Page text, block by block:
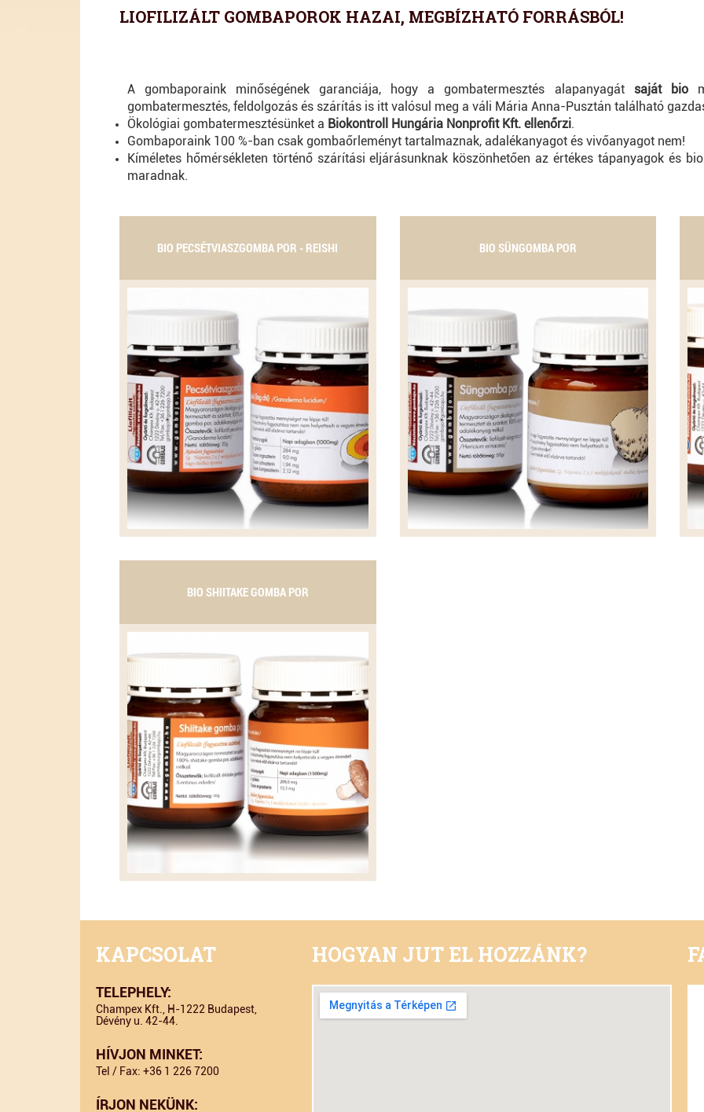
LIOFILIZÁLT GOMBAPOROK HAZAI, MEGBÍZHATÓ FORRÁSBÓL!
A gombaporaink minőségének garanciája, hogy a gombatermesztés alapanyagátsaját bio
gombatermesztés, feldolgozás és szárítás is itt valósul meg a váli Mária Anna-Pusztán található
Ökológiai gombatermesztésünket a Biokontroll Hungária Nonprofit Kft. ellenőrzi.
Gombaporaink 100 %-ban csak gombaőrleményt tartalmaznak, adalékanyagot és vivőanyagot nem!
Kíméletes hőmérsékleten történő szárítási eljárásunknak köszönhetően az értékes tápanyagok és
maradnak.
BIO PECSÉTVIASZGOMBA POR - REISHI BIO SÜNGOMBA POR
BIO SHIITAKE GOMBA POR
KAPCSOLAT
TELEPHELY:
Champex Kft., H-1222 Budapest,
Dévény u. 42-44.
HÍVJON MINKET:
Tel / Fax: +36 1 226 7200
ÍRJON NEKÜNK:
HOGYAN JUT EL HOZZÁNK?